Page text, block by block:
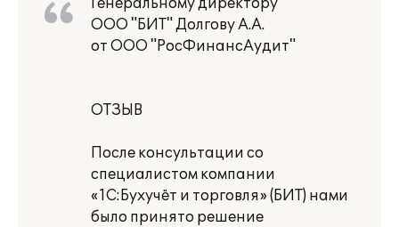
Генеральному директору
ООО "БИТ" Долгову А.А.
от ООО "РосФинансАудит"
ОТЗЫВ
После консультации со
специалистом компании
«1С:Бухучёт и торговля» (БИТ) нами
было принято решение